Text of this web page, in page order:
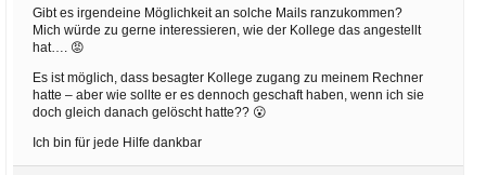
Gibt es irgendeine Möglichkeit an solche Mails ranzukommen?
Mich würde zu gerne interessieren, wie der Kollege das angestellt
hat…. 😡
Es ist möglich, dass besagter Kollege zugang zu meinem Rechner
hatte – aber wie sollte er es dennoch geschaft haben, wenn ich sie
doch gleich danach gelöscht hatte?? 😮
Ich bin für jede Hilfe dankbar